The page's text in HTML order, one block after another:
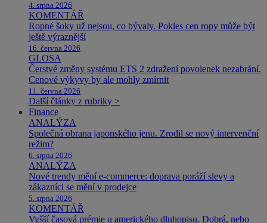
4. srpna 2026
KOMENTÁŘ
Ropné šoky už nejsou, co bývaly. Pokles cen ropy může být
ještě výraznější
16. června 2026
GLOSA
Čerstvé změny systému ETS 2 zdražení povolenek nezabrání.
Cenové výkyvy by ale mohly zmírnit
11. června 2026
Další články z rubriky >
Finance
ANALÝZA
Společná obrana japonského jenu. Zrodil se nový intervenční
režim?
6. srpna 2026
ANALÝZA
Nové trendy mění e-commerce: doprava poráží slevy a
zákazníci se mění v prodejce
5. srpna 2026
KOMENTÁŘ
Vyšší časová prémie u amerického dluhopisu. Dobrá, nebo